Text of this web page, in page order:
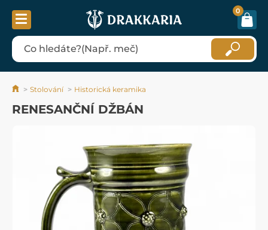
0
Stolování Historická keramika
RENESANČNÍ DŽBÁN